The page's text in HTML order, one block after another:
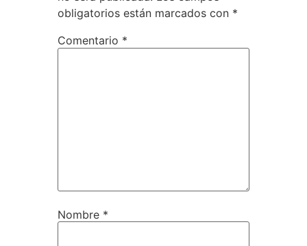
obligatorios están marcados con *
Comentario *
Nombre *